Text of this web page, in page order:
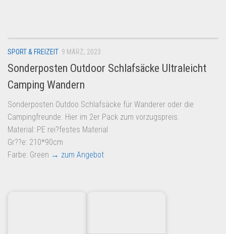
Amazon
Aldi
Lidl
Kostenlos verkaufen
Anmelden
Kostenlos Registrieren
SPORT & FREIZEIT 9 MÄRZ, 2023
Sonderposten Outdoor Schlafsäcke Ultraleicht
Camping Wandern
Sonderposten Outdoo Schlafsäcke für Wanderer oder die
Campingfreunde. Hier im 2er Pack zum vorzugspreis.
Material: PE rei?festes Material
Gr??e: 210*90cm
Farbe: Green → zum Angebot